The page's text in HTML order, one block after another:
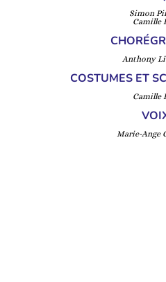
Simon
Camille
Anthony
COSTUMES ET
Camille
Marie-Ange